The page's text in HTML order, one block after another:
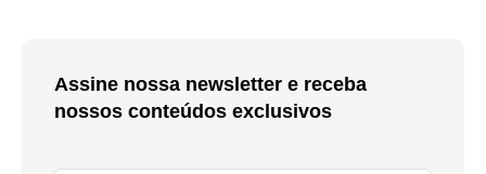
Assine nossa newsletter e receba
nossos conteúdos exclusivos